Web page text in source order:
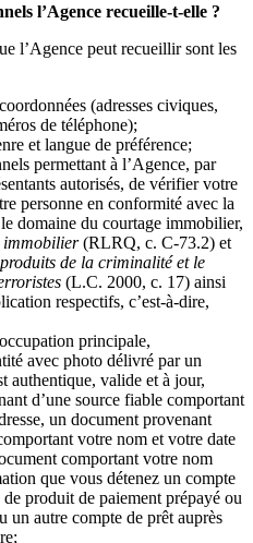
l’Agence recueille-t-elle ?
l’Agence peut recueillir sont les
(adresses civiques,
de téléphone);
et langue de préférence;
permettant à l’Agence, par
autorisés, de vérifier votre
personne en conformité avec la
domaine du courtage immobilier,
immobilier(RLRQ, c. C-73.2) et
de la criminalité et le
(L.C. 2000, c. 17) ainsi
respectifs, c’est-à-dire,
principale,
avec photo délivré par un
authentique, valide et à jour,
d’une source fiable comportant
un document provenant
votre nom et votre date
comportant votre nom
que vous détenez un compte
produit de paiement prépayé ou
un autre compte de prêt auprès